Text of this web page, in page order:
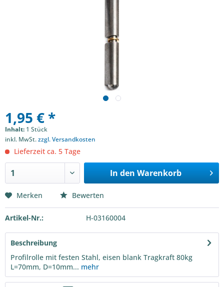
1,95 € *
Inhalt: 1 Stück
inkl. MwSt.zzgl. Versandkosten
Lieferzeit ca. 5 Tage
In den Warenkorb
Merken Bewerten
Artikel-Nr.: H-03160004
Beschreibung
Profilrolle mit festen Stahl, eisen blank Tragkraft 80kg
L=70mm, D=10mm... mehr